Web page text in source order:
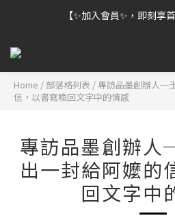
【✨加入會員✨，即刻享
Home / 部落格列表 /專訪品墨創辦人─
信，以書寫喚回文字中的情感
專訪品墨創辦
出一封給阿嬤的
回文字中